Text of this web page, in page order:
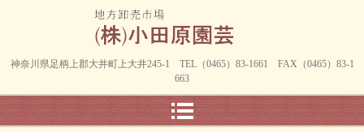
神奈川県足柄上郡大井町上大井245-1 TEL（0465）83-1661 FAX（0465）83-1
663